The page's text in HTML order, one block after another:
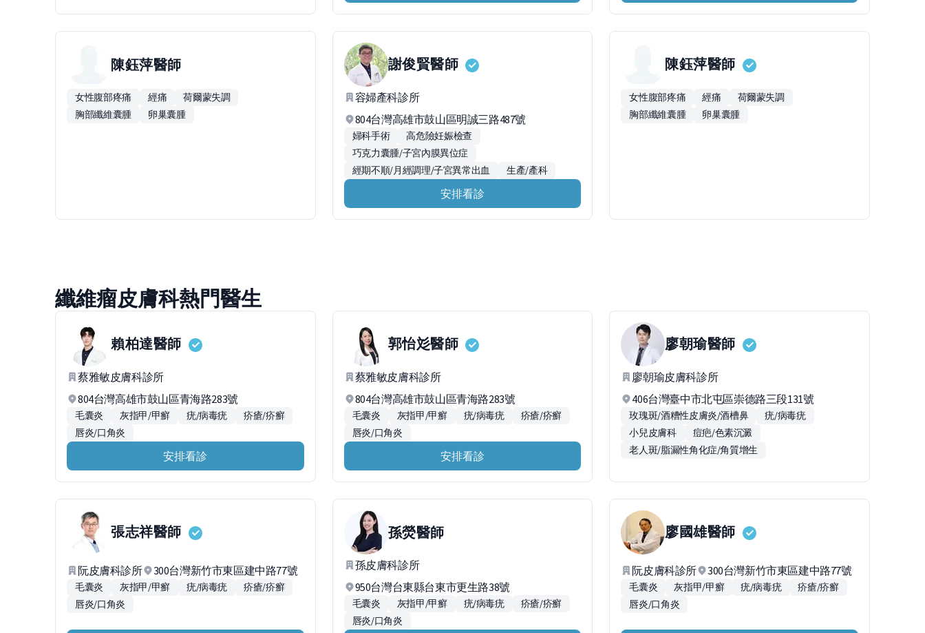
陳鈺萍醫師
女性腹部疼痛 經痛
荷爾蒙失調
胸部纖維囊腫
卵巢囊腫
謝俊賢醫師
容婦產科診所
804台灣高雄市鼓山區明誠三路487號
婦科手術
高危險妊娠檢查
巧克力囊腫/子宮內膜異位症
經期不順/月經調理/子宮異常出血
生產/產科
安排看診
陳鈺萍醫師
女性腹部疼痛 經痛
荷爾蒙失調
胸部纖維囊腫
卵巢囊腫
纖維瘤皮膚科熱門醫生
賴柏達醫師
蔡雅敏皮膚科診所
804台灣高雄市鼓山區青海路283號
毛囊炎 灰指甲/甲癬 疣/病毒疣
疥瘡/疥癬
唇炎/口角炎
安排看診
郭怡彣醫師
蔡雅敏皮膚科診所
804台灣高雄市鼓山區青海路283號
毛囊炎 灰指甲/甲癬 疣/病毒疣
疥瘡/疥癬
唇炎/口角炎
安排看診
廖朝瑜醫師
廖朝瑜皮膚科診所
406台灣臺中市北屯區崇德路三段131號
玫瑰斑/酒糟性皮膚炎/酒槽鼻
疣/病毒疣
小兒皮膚科
痘疤/色素沉澱
老人斑/脂漏性角化症/角質增生
張志祥醫師
阮皮膚科診所 300台灣新竹市東區建中路77號
毛囊炎 灰指甲/甲癬 疣/病毒疣
疥瘡/疥癬
唇炎/口角炎
孫熒醫師
孫皮膚科診所
950台灣台東縣台東市更生路38號
毛囊炎 灰指甲/甲癬 疣/病毒疣
疥瘡/疥癬
唇炎/口角炎
廖國雄醫師
阮皮膚科診所 300台灣新竹市東區建中路77號
毛囊炎 灰指甲/甲癬 疣/病毒疣
疥瘡/疥癬
唇炎/口角炎